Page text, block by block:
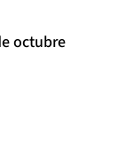
octubre